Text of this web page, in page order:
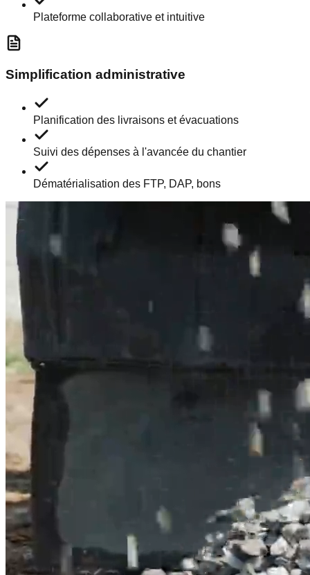
Plateforme collaborative et intuitive
Simplification administrative
Planification des livraisons et évacuations
Suivi des dépenses à l'avancée du chantier
Dématérialisation des FTP, DAP, bons